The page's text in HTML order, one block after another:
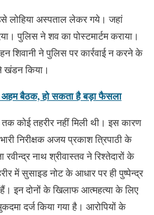
अस्पताल लेकर गये। जहां
पुलिस ने शव का पोस्टमार्टम कराया।
शिवानी ने पुलिस पर कार्रवाई न करने के
खंडन किया।
अहम बैठक, हो सकता है बड़ा फैसला
कोई तहरीर नहीं मिली थी। इस कारण
निरीक्षक अजय प्रकाश त्रिपाठी के
रवीन्द्र नाथ श्रीवास्तव ने रिश्तेदारों के
में सुसाइड नोट के आधार पर ही पुष्पेन्द्र
इन दोनों के खिलाफ आत्महत्या के लिए
दर्ज किया गया है। आरोपियों के